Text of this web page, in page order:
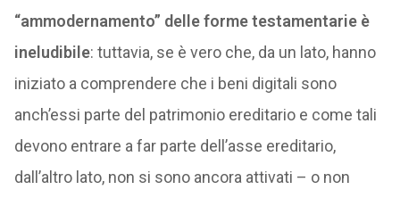
“ammodernamento” delle forme testamentarie è
ineludibile: tuttavia, se è vero che, da un lato, hanno
iniziato a comprendere che i beni digitali sono
anch’essi parte del patrimonio ereditario e come tali
devono entrare a far parte dell’asse ereditario,
dall’altro lato, non si sono ancora attivati – o non